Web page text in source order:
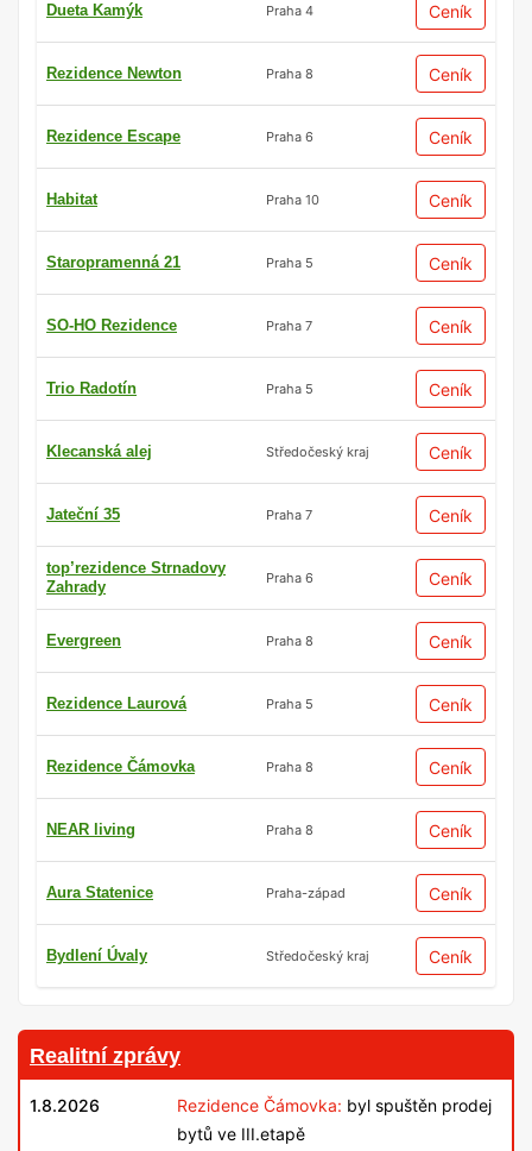
Dueta Kamýk Praha 4 Ceník
Rezidence Newton Praha 8 Ceník
Rezidence Escape Praha 6 Ceník
Habitat Praha 10 Ceník
Staropramenná 21 Praha 5 Ceník
SO-HO Rezidence Praha 7 Ceník
Trio Radotín Praha 5 Ceník
Klecanská alej Středočeský kraj Ceník
Jateční 35 Praha 7 Ceník
top’rezidence Strnadovy
Zahrady
Praha 6 Ceník
Evergreen Praha 8 Ceník
Rezidence Laurová Praha 5 Ceník
Rezidence Čámovka Praha 8 Ceník
NEAR living Praha 8 Ceník
Aura Statenice Praha-západ Ceník
Bydlení Úvaly Středočeský kraj Ceník
Realitní zprávy
1.8.2026 Rezidence Čámovka: byl spuštěn prodej
bytů ve III.etapě